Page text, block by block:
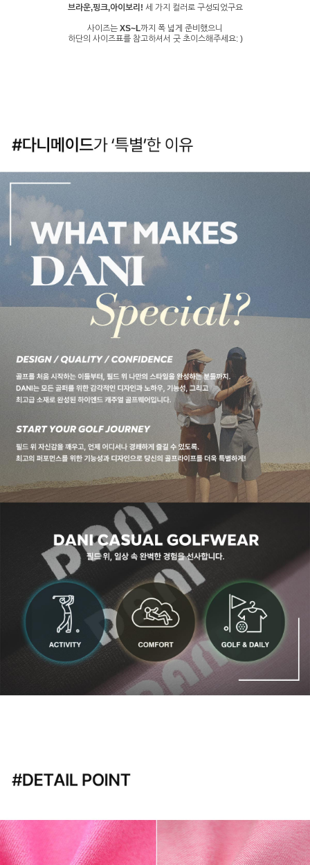
브라운,핑크,아이보리! 세 가지 컬러로 구성되었구요
사이즈는 XS~L까지 폭 넓게 준비했으니
하단의 사이즈표를 참고하셔서 굿 초이스해주세요: )